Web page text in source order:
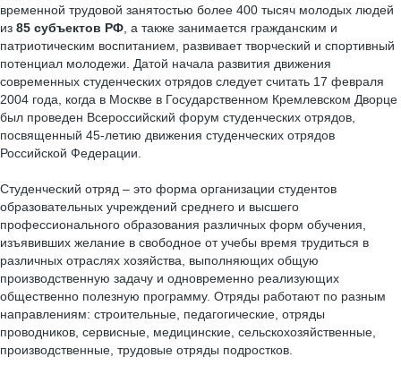
временной трудовой занятостью более 400 тысяч молодых людей
из 85 субъектов РФ , а также занимается гражданским и
патриотическим воспитанием, развивает творческий и спортивный
потенциал молодежи. Датой начала развития движения
современных студенческих отрядов следует считать 17 февраля
2004 года, когда в Москве в Государственном Кремлевском Дворце
был проведен Всероссийский форум студенческих отрядов,
посвященный 45-летию движения студенческих отрядов
Российской Федерации.
Студенческий отряд – это форма организации студентов
образовательных учреждений среднего и высшего
профессионального образования различных форм обучения,
изъявивших желание в свободное от учебы время трудиться в
различных отраслях хозяйства, выполняющих общую
производственную задачу и одновременно реализующих
общественно полезную программу. Отряды работают по разным
направлениям: строительные, педагогические, отряды
проводников, сервисные, медицинские, сельскохозяйственные,
производственные, трудовые отряды подростков.